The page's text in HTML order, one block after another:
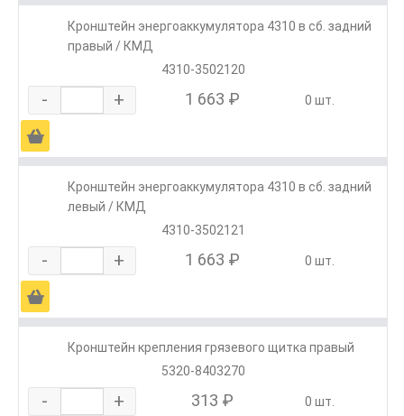
Кронштейн энергоаккумулятора 4310 в сб. задний
правый / КМД
4310-3502120
- + 1 663 ₽ 0 шт.
Ä
Кронштейн энергоаккумулятора 4310 в сб. задний
левый / КМД
4310-3502121
- + 1 663 ₽ 0 шт.
Ä
Кронштейн крепления грязевого щитка правый
5320-8403270
- + 313 ₽ 0 шт.